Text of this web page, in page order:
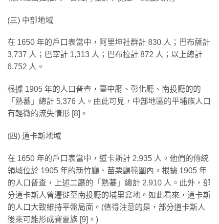
(三) 中部地域
在 1650 年的戶口表當中，阿里坤社群計 830 人；巴布薩計
3,737 人；巴宰計 1,313 人；巴布拉計 872 人；以上總計
6,752 人。
根據 1905 年的人口普查，臺中廳、彰化廳、南投廳的的
「熟蕃」總計 5,376 人。由此可見，中部地區的平埔族人口
有輕微的流失情形 [8]。
(四) 道卡斯地域
在 1650 年的戶口表當中，道卡斯計 2,935 人。他們的傳統
領域位於 1905 年的新竹廳、苗栗廳範圍內。根據 1905 年
的人口普查，上述二廳的「熟蕃」總計 2,910 人。此外，部
分道卡斯人曾遷徙至南投廳的埔里盆地。如此看來，道卡斯
的人口大致維持平盤局面。(值得注意的是，部分道卡斯人
後來可能形成賽夏族 [9]。)